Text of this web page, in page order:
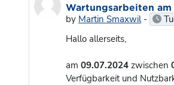
Wartungsarbeiten
by Martin Smaxwil-
Hallo allerseits,
am 09.07.2024 zwischen
Verfügbarkeit und